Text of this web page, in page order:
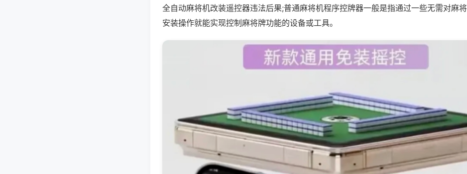
全自动麻将机改装遥控器违法后果;普通麻将机程序控牌器一般是指通过一些无需对麻
安装操作就能实现控制麻将牌功能的设备或工具。